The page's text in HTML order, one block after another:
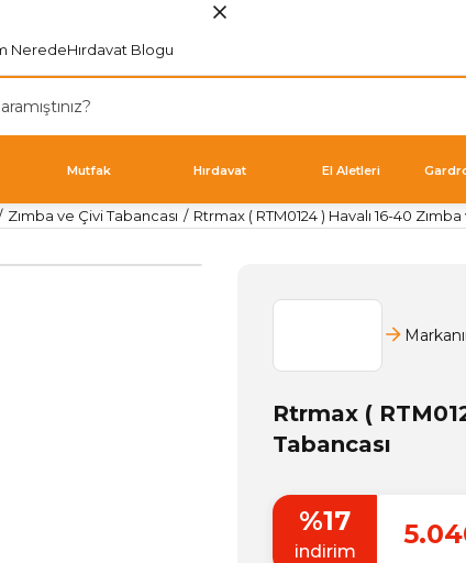
NeredeHırdavat Blogu
Mutfak Hırdavat El Aletleri
Zımba ve Çivi Tabancası Rtrmax ( RTM0124 ) Havalı 16-40
Rtrmax (
Tabancası
%17
indirim